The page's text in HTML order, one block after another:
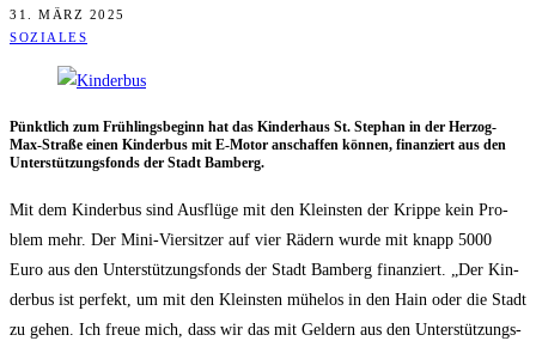
31. MÄRZ 2025
SOZIALES
Pünkt­lich zum Früh­lings­be­ginn hat das Kin­der­haus St. Ste­phan in der Her­zog-
Max-Stra­ße einen Kin­der­bus mit E‑Motor anschaf­fen kön­nen, finan­ziert aus den
Unter­stüt­zungs­fonds der Stadt Bamberg.
Mit dem Kin­der­bus sind Aus­flü­ge mit den Kleins­ten der Krip­pe kein Pro­
blem mehr. Der Mini-Vier­sit­zer auf vier Rädern wur­de mit knapp 5000
Euro aus den Unter­stüt­zungs­fonds der Stadt Bam­berg finan­ziert. „Der Kin­
der­bus ist per­fekt, um mit den Kleins­ten mühe­los in den Hain oder die Stadt
zu gehen. Ich freue mich, dass wir das mit Gel­dern aus den Unter­stüt­zungs­